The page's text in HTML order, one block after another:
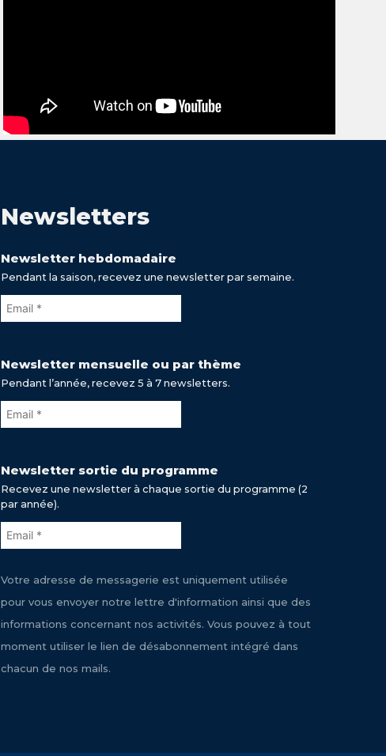
Newsletters
Newsletter hebdomadaire
Pendant la saison, recevez une newsletter par semaine.
Newsletter mensuelle ou par thème
Pendant l’année, recevez 5 à 7 newsletters.
Newsletter sortie du programme
Recevez une newsletter à chaque sortie du programme (2
par année).
Votre adresse de messagerie est uniquement utilisée
pour vous envoyer notre lettre d'information ainsi que des
informations concernant nos activités. Vous pouvez à tout
moment utiliser le lien de désabonnement intégré dans
chacun de nos mails.